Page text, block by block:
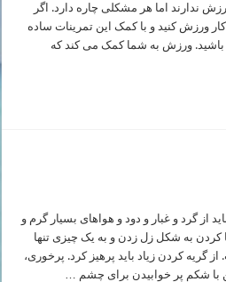
ندارند اما هر مشکلی چاره دارد. اگر
ورزش کنید و با کمک این تمرینات ساده
ورزش به شما کمک می کند که
از گرد و غبار و دود و هواهای بسیار گرم و
به شکل زل زدن و به یک چیزی تنها
کردن زیاد باید پرهیز کرد. پرخوری،
با شکم پر خوابیدن برای چشم …